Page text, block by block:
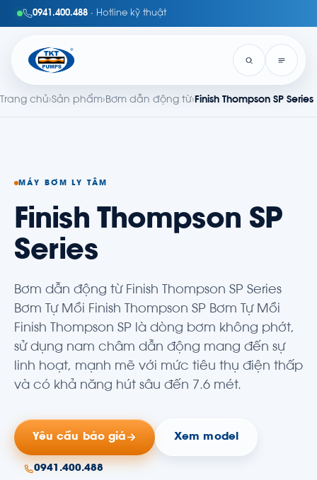
0941.400.488 · Hotline kỹ thuật
Trang chủ›Sản phẩm›Bơm dẫn động từ›Finish Thompson SP Series
MÁY BƠM LY TÂM
Finish Thompson SP
Series
Bơm dẫn động từ Finish Thompson SP Series
Bơm Tự Mồi Finish Thompson SP Bơm Tự Mồi
Finish Thompson SP là dòng bơm không phớt,
sử dụng nam châm dẫn động mang đến sự
linh hoạt, mạnh mẽ với mức tiêu thụ điện thấp
và có khả năng hút sâu đến 7.6 mét.
Yêu cầu báo giá Xem model
0941.400.488